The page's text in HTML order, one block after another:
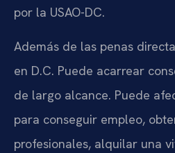
por la USAO-DC.
Además de las penas
en D.C. Puede acarrear
de largo alcance. Puede
para conseguir empleo,
profesionales, alquilar una